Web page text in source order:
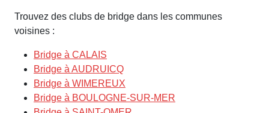
Trouvez des clubs de bridge dans les communes
voisines :
Bridge à CALAIS
Bridge à AUDRUICQ
Bridge à WIMEREUX
Bridge à BOULOGNE-SUR-MER